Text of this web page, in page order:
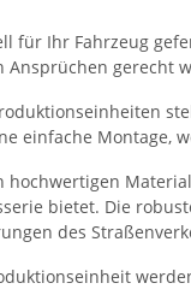
für Ihr Fahrzeug
Ansprüchen gerecht
einfache
hochwertigen
bietet. Die
des